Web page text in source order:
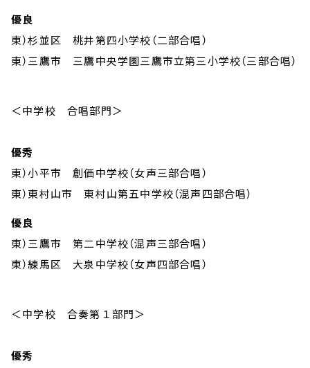
優良
東）杉並区 桃井第四小学校（二部合唱）
東）三鷹市 三鷹中央学園三鷹市立第三小学校（三部合唱）
＜中学校 合唱部門＞
優秀
東）小平市 創価中学校（女声三部合唱）
東）東村山市 東村山第五中学校（混声四部合唱）
優良
東）三鷹市 第二中学校（混声三部合唱）
東）練馬区 大泉中学校（女声四部合唱）
＜中学校 合奏第１部門＞
優秀